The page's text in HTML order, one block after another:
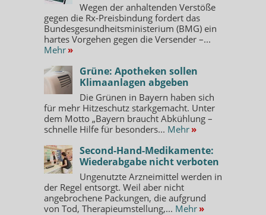
Wegen der anhaltenden Verstöße
gegen die Rx-Preisbindung fordert das
Bundesgesundheitsministerium (BMG) ein
hartes Vorgehen gegen die Versender –...
Mehr »
Grüne: Apotheken sollen
Klimaanlagen abgeben
Die Grünen in Bayern haben sich
für mehr Hitzeschutz starkgemacht. Unter
dem Motto „Bayern braucht Abkühlung –
schnelle Hilfe für besonders... Mehr »
Second-Hand-Medikamente:
Wiederabgabe nicht verboten
Ungenutzte Arzneimittel werden in
der Regel entsorgt. Weil aber nicht
angebrochene Packungen, die aufgrund
von Tod, Therapieumstellung,... Mehr »